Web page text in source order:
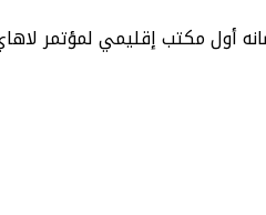
أول مكتب إقليمي لمؤتمر